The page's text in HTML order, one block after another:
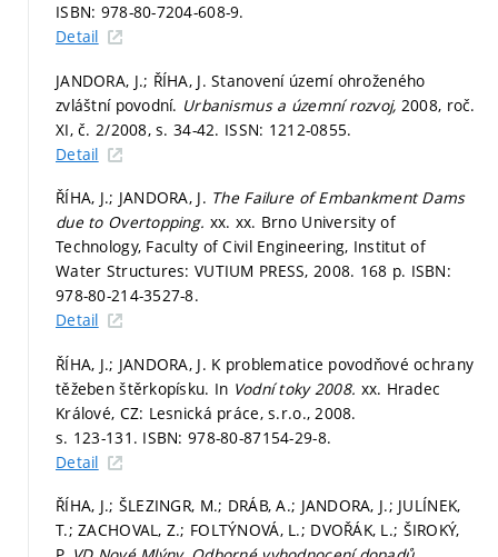
ISBN: 978-80-7204-608-9.
Detail
JANDORA, J.; ŘÍHA, J. Stanovení území ohroženého
zvláštní povodní. Urbanismus a územní rozvoj, 2008, roč.
XI, č. 2/2008,s. 34-42. ISSN: 1212-0855.
Detail
ŘÍHA, J.; JANDORA, J. The Failure of Embankment Dams
due to Overtopping. xx. xx. Brno University of
Technology, Faculty of Civil Engineering, Institut of
Water Structures: VUTIUM PRESS, 2008. 168 p. ISBN:
978-80-214-3527-8.
Detail
ŘÍHA, J.; JANDORA, J. K problematice povodňové ochrany
těžeben štěrkopísku. In Vodní toky 2008. xx. Hradec
Králové, CZ: Lesnická práce, s.r.o., 2008.
s. 123-131. ISBN: 978-80-87154-29-8.
Detail
ŘÍHA, J.; ŠLEZINGR, M.; DRÁB, A.; JANDORA, J.; JULÍNEK,
T.; ZACHOVAL, Z.; FOLTÝNOVÁ, L.; DVOŘÁK, L.; ŠIROKÝ,